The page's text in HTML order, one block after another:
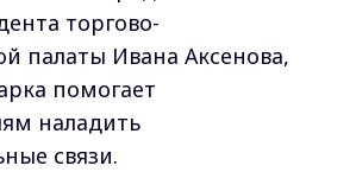
торгово-
палаты Ивана Аксенова,
помогает
наладить
связи.